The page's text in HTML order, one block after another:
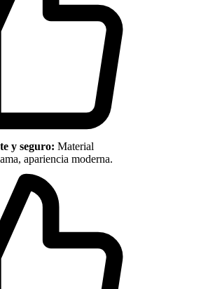
y seguro: Material
apariencia moderna.